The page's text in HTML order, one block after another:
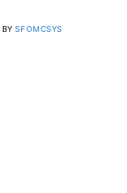
BYSFOMCSYS